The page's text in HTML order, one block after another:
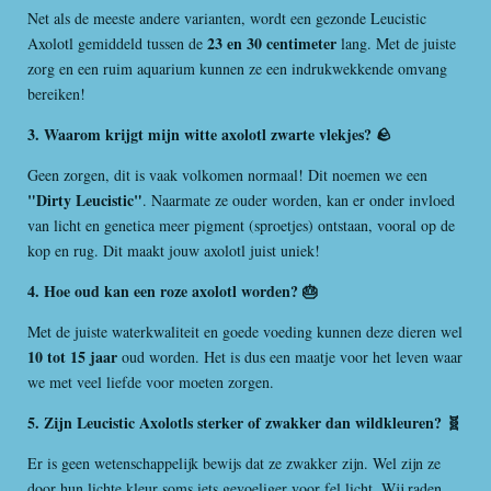
Net als de meeste andere varianten, wordt een gezonde Leucistic
Axolotl gemiddeld tussen de 23 en 30 centimeter lang. Met de juiste
zorg en een ruim aquarium kunnen ze een indrukwekkende omvang
bereiken!
3. Waarom krijgt mijn witte axolotl zwarte vlekjes? 🪨
Geen zorgen, dit is vaak volkomen normaal! Dit noemen we een
"Dirty Leucistic". Naarmate ze ouder worden, kan er onder invloed
van licht en genetica meer pigment (sproetjes) ontstaan, vooral op de
kop en rug. Dit maakt jouw axolotl juist uniek!
4. Hoe oud kan een roze axolotl worden? 🎂
Met de juiste waterkwaliteit en goede voeding kunnen deze dieren wel
10 tot 15 jaar oud worden. Het is dus een maatje voor het leven waar
we met veel liefde voor moeten zorgen.
5. Zijn Leucistic Axolotls sterker of zwakker dan wildkleuren? 🧬
Er is geen wetenschappelijk bewijs dat ze zwakker zijn. Wel zijn ze